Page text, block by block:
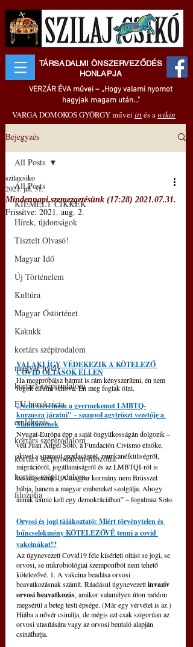
TÁRSADALMI ÖNSZERVEZŐDÉS
HONLAPJA
VERZÁR ÉVA művei – „Hogy valami nyomot
hagyjak magam után..."
VARGA DOMOKOS GYÖRGY művei ittés awikin
Bejegyzés
All Posts
KIEMELT CIKKEK
Hírek, újdonságok
Tisztelt Olvasó!
Magyar Idő
Új Történelem
Kultúra
Magyar Őstörténet
Kakukk
kortárs szépirodalom
magyar nyelv
kortárs szépirodalom
EU bürokrácia
emlékezés
kortárs szépirodalom
kortárs szépirodalom filozófia
kortárs szépirodalom
filozófia
All Posts
Mindennapi szemezgetésünk (17:28) 2021.07.31.
szilajcsiko
2021. júl. 31.
Frissítve: 2021. aug. 2.
VALAKI ÍGY VÉDEKEZIK A KÖTELEZŐ
COVID OLTÁSOK ELLEN
Ha megpróbálsz bármit is rám kényszeríteni, én nem
fogok elfutni sehova. Én meg foglak ölni.
„Nem szeretném a gyermekemet LMBTQ-
kurzusra járatni" – spanyol agytröszt vezetője a
Mandinernek
Nyugat-Európa épp a saját öngyilkosságán dolgozik –
véli Juan Ángel Soto, a Fundación Civismo elnöke,
akivel a spanyol gazdaságról, munkanélküliségről,
migrációról, jogállamiságról és az LMBTQI-ról is
beszélgettünk. „A magyar kormány nem Brüsszel
bábja, hanem a magyar embereket szolgálja. Ahogy
annak lennie kell egy demokráciában” – fogalmaz Soto.
Orvosi és jogi tájákoztató: Miért törvénytelen és
bűncselekmény KÖTELEZŐVÉ tenni a covid
vakcinákat!?
Az úgynevezett Covid19 féle kísérleti oltást se jogi, se
orvosi, se mikrobiológiai szempontból nem tehető
kötelezővé. 1. A vakcina beadása orvosi
beavatkozásnak számít. Ráadásul úgynevezett invazív
orvosi beavatkozás, amikor valamilyen úton módon
megsérül a beteg testi épsége. (Már egy vérvétel is az.)
Hiába a nővér csinálja, de mégis ezt csak szigorúan az
orvosi utasítására vagy az orvosi beutaló alapján
csinálhatja.